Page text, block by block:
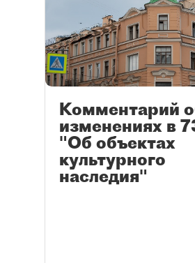
Комментарий
изменениях в
"Об объектах
культурного
наследия"